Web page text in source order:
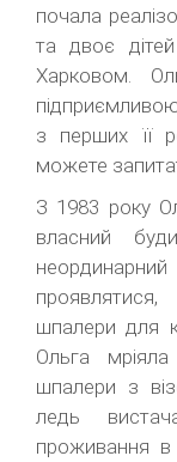
почала
та двоє
Харковом.
з перших її
можете
З 1983 року
власний
шпалери для
Ольга
шпалери з
ледь
проживання в